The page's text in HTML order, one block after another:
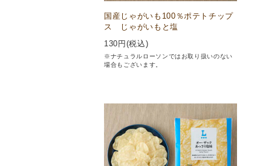
国産じゃがいも100％ポテトチップ
ス じゃがいもと塩
130 円(税込)
※ナチュラルローソンではお取り扱いのない
場合もございます。